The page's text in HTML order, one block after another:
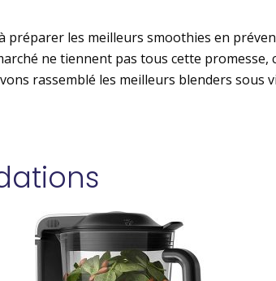
préparer les meilleurs smoothies en
ne tiennent pas tous cette promesse,
rassemblé les meilleurs blenders sous